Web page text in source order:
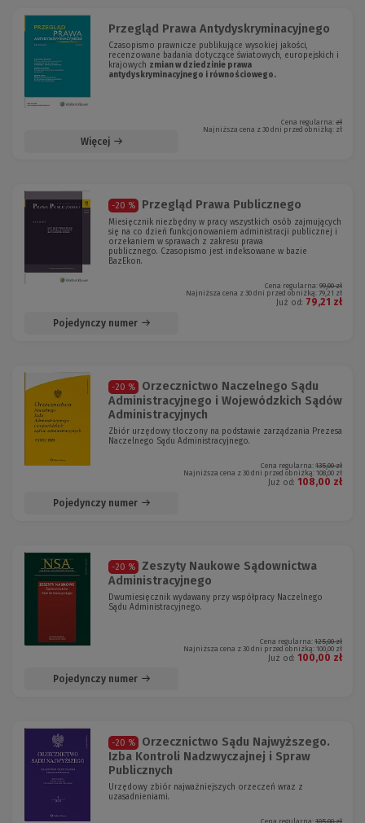
Przegląd Prawa Antydyskryminacyjnego
Czasopismo prawnicze publikujące wysokiej jakości,
recenzowane badania dotyczące światowych, europejskich i
krajowych zmian w dziedzinie prawa
antydyskryminacyjnego i równościowego.
Cena regularna: zł
Najniższa cena z 30 dni przed obniżką: zł
Więcej
-20 % Przegląd Prawa Publicznego
Miesięcznik niezbędny w pracy wszystkich osób zajmujących
się na co dzień funkcjonowaniem administracji publicznej i
orzekaniem w sprawach z zakresu prawa
publicznego. Czasopismo jest indeksowane w bazie
BazEkon.
Cena regularna: 99,00 zł
Najniższa cena z 30 dni przed obniżką: 79,21 zł
Już od: 79,21 zł
Pojedynczy numer
-20 %
Orzecznictwo Naczelnego Sądu
Administracyjnego i Wojewódzkich Sądów
Administracyjnych
Zbiór urzędowy tłoczony na podstawie zarządzania Prezesa
Naczelnego Sądu Administracyjnego.
Cena regularna: 135,00 zł
Najniższa cena z 30 dni przed obniżką: 108,00 zł
Już od: 108,00 zł
Pojedynczy numer
-20 %
Zeszyty Naukowe Sądownictwa
Administracyjnego
Dwumiesięcznik wydawany przy współpracy Naczelnego
Sądu Administracyjnego.
Cena regularna: 125,00 zł
Najniższa cena z 30 dni przed obniżką: 100,00 zł
Już od: 100,00 zł
Pojedynczy numer
-20 %
Orzecznictwo Sądu Najwyższego.
Izba Kontroli Nadzwyczajnej i Spraw
Publicznych
Urzędowy zbiór najważniejszych orzeczeń wraz z
uzasadnieniami.
Cena regularna: 105,00 zł